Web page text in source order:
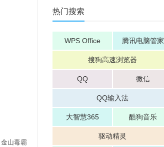
金山毒霸
热门搜索
WPS Office 腾讯电脑管家
搜狗高速浏览器
QQ 微信
QQ输入法
大智慧365 酷狗音乐
驱动精灵